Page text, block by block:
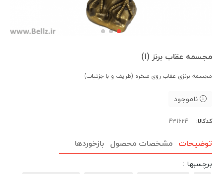
مجسمه عقاب برنز (1)
مجسمه برنزی عقاب روی صخره (ظریف و با جزئیات)
ناموجود
کدکالا:
توضیحات مشخصات محصول بازخوردها
برچسبها :